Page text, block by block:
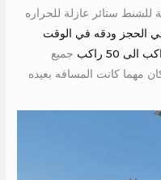
ستائر عازلة للحراره
الحجز ودقه في الوقت
جميع
مهما كانت المسافه بعيده